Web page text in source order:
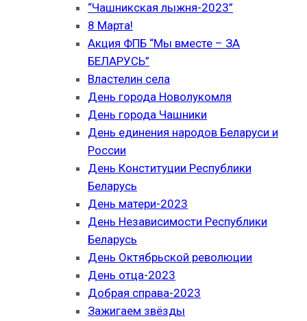
“Чашникская лыжня-2023”
8 Марта!
Акция ФПБ “Мы вместе – ЗА
БЕЛАРУСЬ”
Властелин села
День города Новолукомля
День города Чашники
День единения народов Беларуси и
России
День Конституции Республики
Беларусь
День матери-2023
День Независимости Республики
Беларусь
День Октябрьской революции
День отца-2023
Добрая справа-2023
Зажигаем звёзды